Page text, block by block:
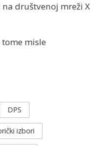
društvenoj mreži X
misle
DPS
izbori